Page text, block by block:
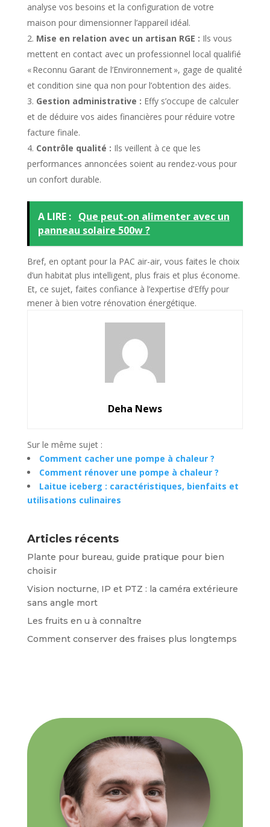
analyse vos besoins et la configuration de votre
maison pour dimensionner l’appareil idéal.
Mise en relation avec un artisan RGE : Ils vous
mettent en contact avec un professionnel local qualifié
« Reconnu Garant de l’Environnement », gage de qualité
et condition sine qua non pour l’obtention des aides.
Gestion administrative : Effy s’occupe de calculer
et de déduire vos aides financières pour réduire votre
facture finale.
Contrôle qualité : Ils veillent à ce que les
performances annoncées soient au rendez-vous pour
un confort durable.
A LIRE : Que peut-on alimenter avec un
panneau solaire 500w ?
Bref, en optant pour la PAC air-air, vous faites le choix
d’un habitat plus intelligent, plus frais et plus économe.
Et, ce sujet, faites confiance à l’expertise d’Effy pour
mener à bien votre rénovation énergétique.
Deha News
Sur le même sujet :
Comment cacher une pompe à chaleur ?
Comment rénover une pompe à chaleur ?
Laitue iceberg : caractéristiques, bienfaits et
utilisations culinaires
Articles récents
Plante pour bureau, guide pratique pour bien
choisir
Vision nocturne, IP et PTZ : la caméra extérieure
sans angle mort
Les fruits en u à connaître
Comment conserver des fraises plus longtemps